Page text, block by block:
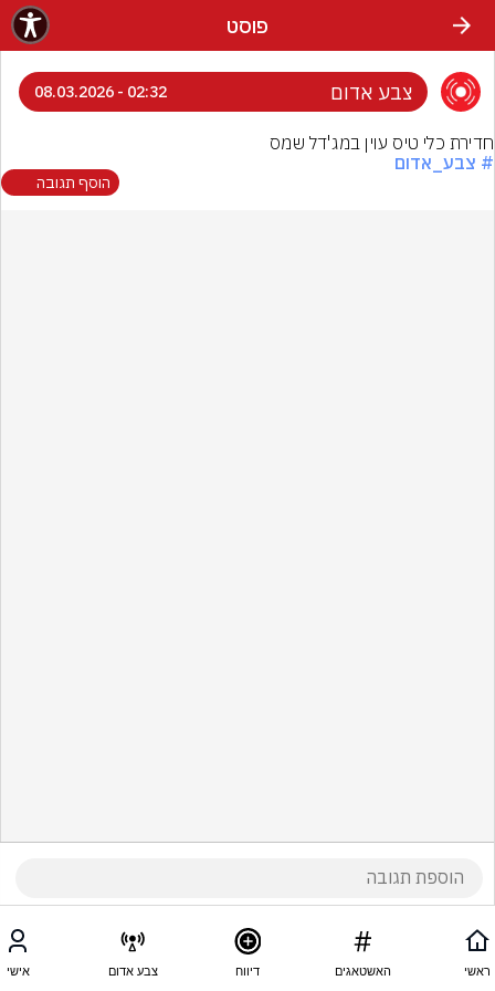
פוסט
צבע אדום 02:32 - 08.03.2026
חדירת כלי טיס עוין במג'דל שמס
# צבע_אדום
הוסף תגובה
ראשי האשטאגים דיווח צבע אדום אישי